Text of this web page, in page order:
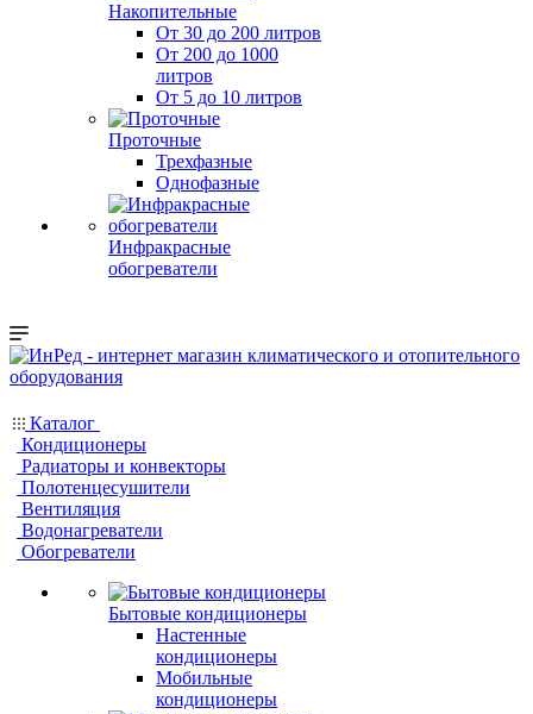
Накопительные
От 30 до 200 литров
От 200 до 1000
литров
От 5 до 10 литров
Проточные
Трехфазные
Однофазные
Инфракрасные
обогреватели
Каталог
Кондиционеры
Радиаторы и конвекторы
Полотенцесушители
Вентиляция
Водонагреватели
Обогреватели
Бытовые кондиционеры
Настенные
кондиционеры
Мобильные
кондиционеры